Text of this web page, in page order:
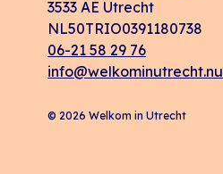
3533 AE Utrecht
NL50TRIO0391180738
06-21 58 29 76
info@welkominutrecht.nu
© 2026 Welkom in Utrecht